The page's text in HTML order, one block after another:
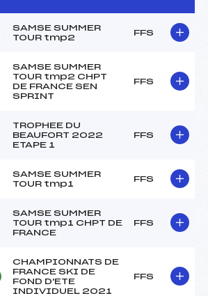
SAMSE SUMMER
TOUR tmp2
FFS
SAMSE SUMMER
TOUR tmp2 CHPT
DE FRANCE SEN
SPRINT
FFS
TROPHEE DU
BEAUFORT 2022
ETAPE 1
FFS
SAMSE SUMMER
TOUR tmp1
FFS
SAMSE SUMMER
TOUR tmp1 CHPT DE
FRANCE
FFS
CHAMPIONNATS DE
FRANCE SKI DE
FOND D'ETE
INDIVIDUEL 2021
FFS